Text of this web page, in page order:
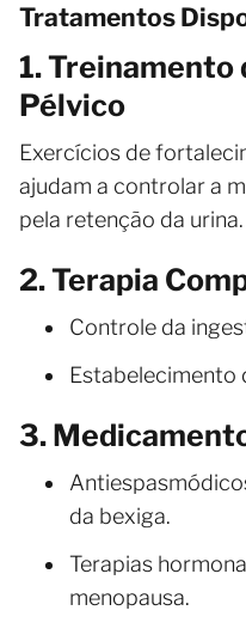
Tratamentos
1. Treinamento
Pélvico
Exercícios de
ajudam a controlar a
pela retenção da urina.
2. Terapia
Controle da
Estabelecimento
3.
da bexiga.
Terapias
menopausa.